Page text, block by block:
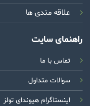
علاقه مندی ها
راهنمای سایت
تماس با ما
سوالات متداول
اینستاگرام هیوندای تولز